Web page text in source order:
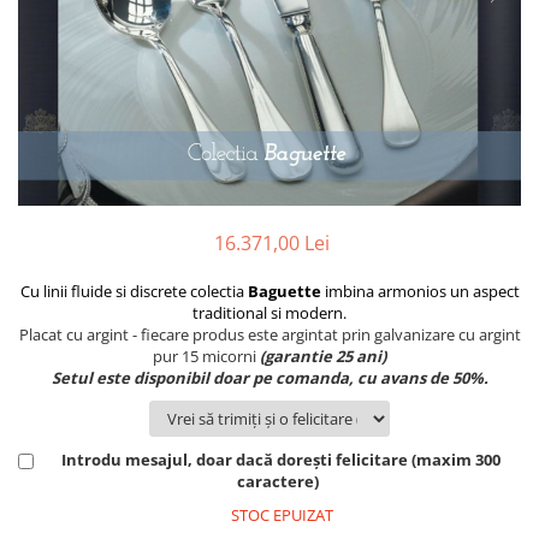
SUB 2000
SUB 3000
SUB 5000
PRODUSE
CĂNI
ACCESORII PENTRU MASĂ
SET CEAI &AMP; DESERT
CEASURI DE INTERIOR
OBIECTE DECORATIVE
PRODUSE PENTRU CURĂŢAT
ACCESORII DECORATIVE
ROYAL ALBERT
AZAY CASA
JL COQUET
PORTMEIRION
COLECȚII
NEW COUNTRY ROSES PINK
CORPURI DE ILUMINAT
BRANDURI
WATERFORD
VALENTI
SALVIATI
AZAY CASA
SETURI PENTRU CAVIAR
ACCESORII BIROU
SUPORTURI PENTRU PRAJITURI
CASETE DE BIJUTERII
BRANDURI
ARTHUR PRICE OF ENGLAND
VERA WANG
16.371,00 Lei
Cu linii fluide si discrete colectia Baguetteimbina armonios un aspect
traditional si modern.
Placat cu argint - fiecare produs este argintat prin galvanizare cu argint
pur 15 micorni (garantie 25 ani)
Setul este disponibil doar pe comanda, cu avans de 50%.
Introdu mesajul, doar dacă dorești felicitare (maxim 300
caractere)
STOC EPUIZAT